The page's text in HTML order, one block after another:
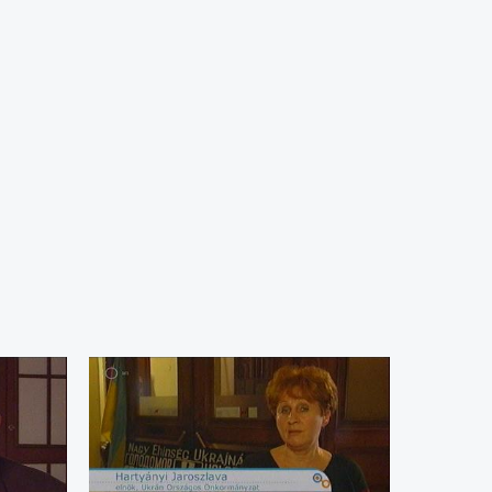
napját, poznani kifli, lengyel zene, tánc
a közreműködők.
működő ikonfestő tanfolyam alkotói. Közös
17 alkotó körülbelül 80 munkájával ismerkedhetnek
az ipar-, és képzőművészet, valamint az